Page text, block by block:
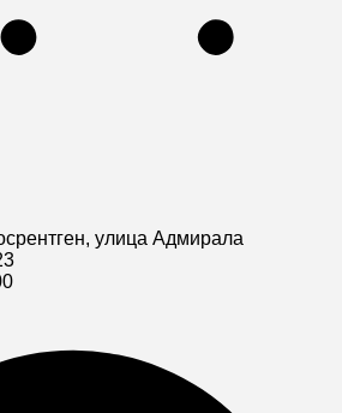
улица Адмирала